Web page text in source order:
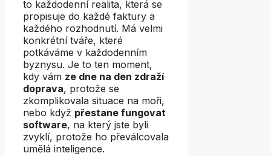
to každodenní realita, která se
propisuje do každé faktury a
každého rozhodnutí. Má velmi
konkrétní tváře, které
potkáváme v každodenním
byznysu. Je to ten moment,
kdy vám ze dne na den zdraží
doprava, protože se
zkomplikovala situace na moři,
nebo když přestane fungovat
software, na který jste byli
zvyklí, protože ho převálcovala
umělá inteligence.